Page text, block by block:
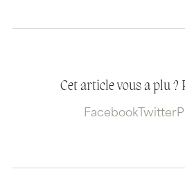
Cet article vous a plu ?
Facebook Twitter